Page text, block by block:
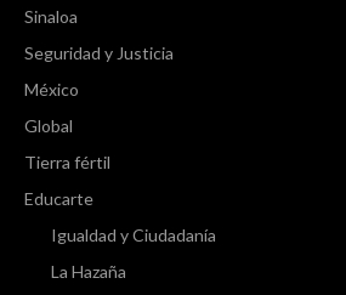
Sinaloa
Seguridad y Justicia
México
Global
Tierra fértil
Educarte
Igualdad y Ciudadanía
La Hazaña